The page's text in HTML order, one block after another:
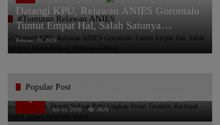
#Tuntutan Relawan ANIES
Datangi KPU, Relawan ANIES Gorontalo
Tuntut Empat Hal, Salah Satunya
Diskualifikasi Prabowo-Gibran
Februari 20, 2024
Popular Post
1
Bikin Haru, Bupati Sofyan Puhi Ungkap Pesan
Terakhir Rachmat Gobel Sehari Sebelum Wafat
Juli 11, 2026 3824